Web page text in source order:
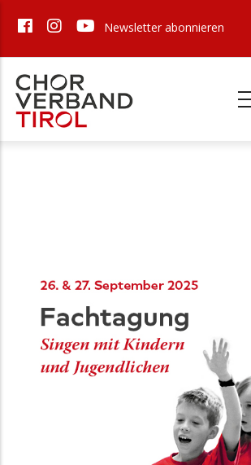
zum
Newsletter abonnieren